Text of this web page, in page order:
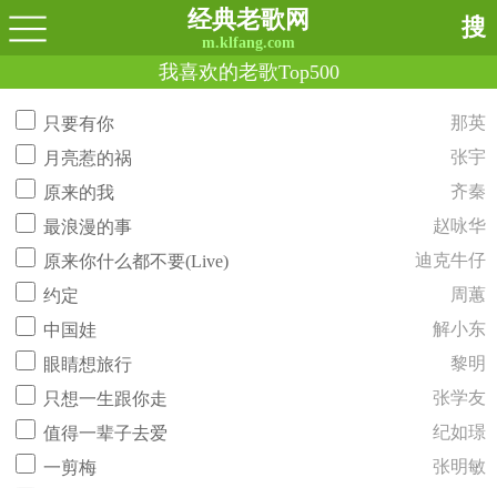
经典老歌网
m.klfang.com
搜
我喜欢的老歌Top500
只要有你
那英
月亮惹的祸
张宇
原来的我
齐秦
最浪漫的事
赵咏华
原来你什么都不要(Live)
迪克牛仔
约定
周蕙
中国娃
解小东
眼睛想旅行
黎明
只想一生跟你走
张学友
值得一辈子去爱
纪如璟
一剪梅
张明敏